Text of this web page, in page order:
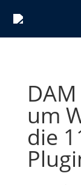
um
die